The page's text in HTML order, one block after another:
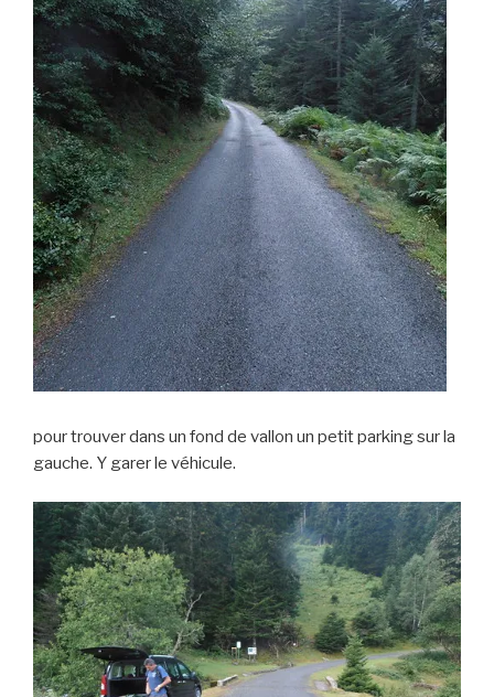
pour trouver dans un fond de vallon un petit parking sur la
gauche. Y garer le véhicule.